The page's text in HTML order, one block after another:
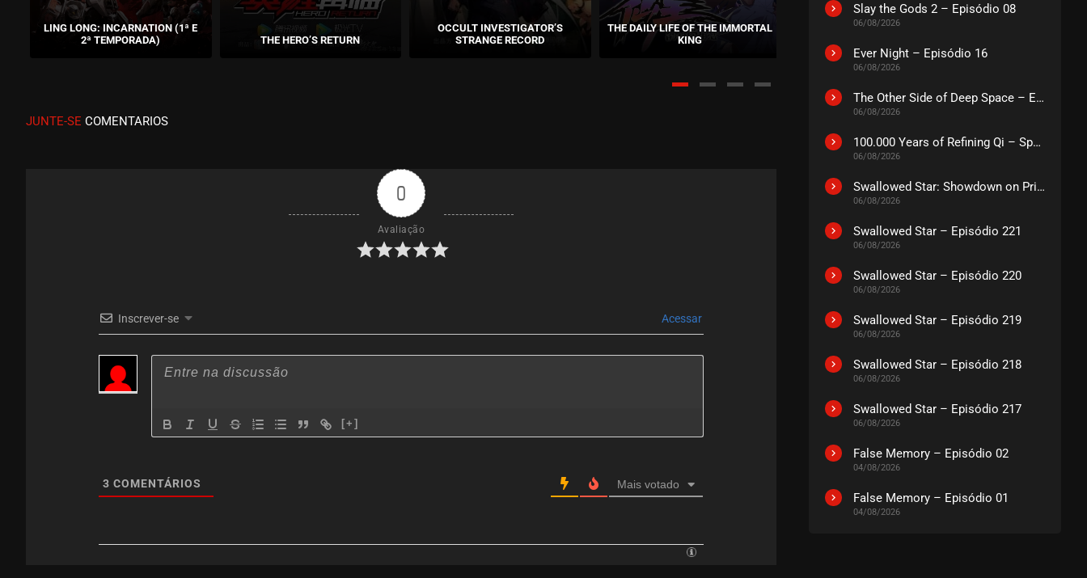
LING LONG: INCARNATION (1ª E
2ª TEMPORADA)
THE HERO’S RETURN
OCCULT INVESTIGATOR’S
STRANGE RECORD
THE DAILY LIFE OF THE IMMORTAL
KING
JUNTE-SE COMENTARIOS
0
Avaliação
Inscrever-se Acessar
[+]
3 COMENTÁRIOS Mais votado
Slay the Gods 2 – Episódio 08
06/08/2026
Ever Night – Episódio 16
06/08/2026
The Other Side of Deep Space – Episódio 14
06/08/2026
100.000 Years of Refining Qi – Special
06/08/2026
Swallowed Star: Showdown on Primeval Star – O Filme
06/08/2026
Swallowed Star – Episódio 221
06/08/2026
Swallowed Star – Episódio 220
06/08/2026
Swallowed Star – Episódio 219
06/08/2026
Swallowed Star – Episódio 218
06/08/2026
Swallowed Star – Episódio 217
06/08/2026
False Memory – Episódio 02
04/08/2026
False Memory – Episódio 01
04/08/2026